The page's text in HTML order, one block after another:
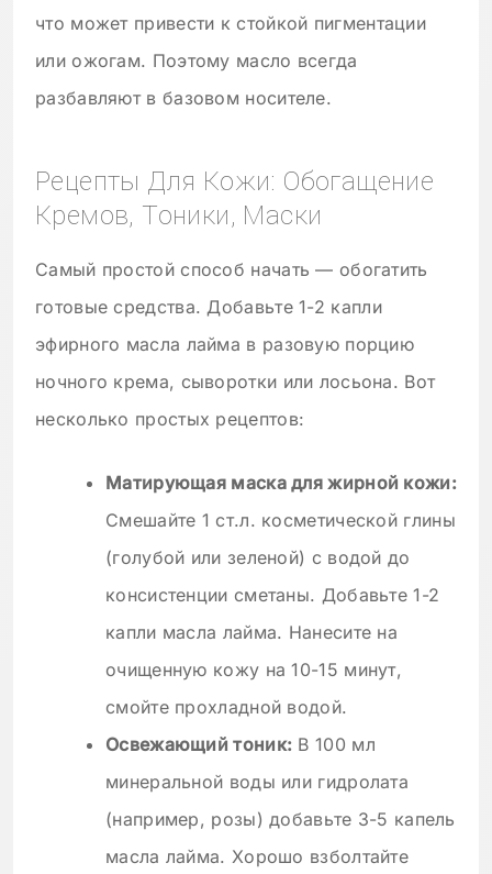
что может привести к стойкой пигментации
или ожогам. Поэтому масло всегда
разбавляют в базовом носителе.
Рецепты Для Кожи: Обогащение
Кремов, Тоники, Маски
Самый простой способ начать — обогатить
готовые средства. Добавьте 1-2 капли
эфирного масла лайма в разовую порцию
ночного крема, сыворотки или лосьона. Вот
несколько простых рецептов:
Матирующая маска для жирной кожи:
Смешайте 1 ст.л. косметической глины
(голубой или зеленой) с водой до
консистенции сметаны. Добавьте 1-2
капли масла лайма. Нанесите на
очищенную кожу на 10-15 минут,
смойте прохладной водой.
Освежающий тоник: В 100 мл
минеральной воды или гидролата
(например, розы) добавьте 3-5 капель
масла лайма. Хорошо взболтайте